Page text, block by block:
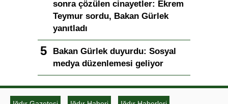
sonra çözülen cinayetler: Ekrem
Teymur sordu, Bakan Gürlek
yanıtladı
Bakan Gürlek duyurdu: Sosyal
medya düzenlemesi geliyor